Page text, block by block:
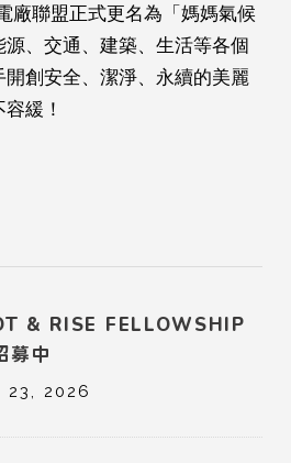
廠聯盟正式更名為「媽媽氣候
、交通、建築、生活等各個
創安全、潔淨、永續的美麗
緩！
& RISE FELLOWSHIP
募中
23, 2026